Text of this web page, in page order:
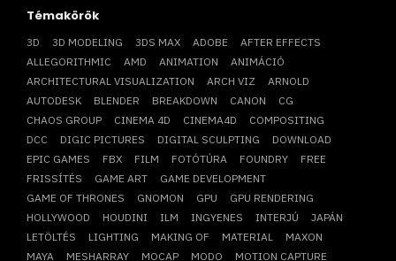
Témakörök
3D 3D MODELING 3DS MAX ADOBE
AFTER EFFECTS
ALLEGORITHMIC
AMD ANIMATION
ANIMÁCIÓ
ARCHITECTURAL VISUALIZATION
ARCH VIZ
ARNOLD
AUTODESK
BLENDER BREAKDOWN CANON
CG
CHAOS GROUP
CINEMA 4D CINEMA4D
COMPOSITING
DCC
DIGIC PICTURES DIGITAL SCULPTING
DOWNLOAD
EPIC GAMES
FBX FILM FOTÓTÚRA FOUNDRY
FREE
FRISSÍTÉS
GAME ART
GAME DEVELOPMENT
GAME OF THRONES
GNOMON GPU
GPU RENDERING
HOLLYWOOD
HOUDINI ILM INGYENES INTERJÚ
JAPÁN
LETÖLTÉS
LIGHTING MAKING OF MATERIAL
MAXON
MAYA
MESHARRAY MOCAP MODO MOTION CAPTURE